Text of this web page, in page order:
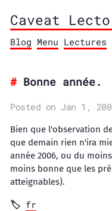
Caveat
Blog Menu Lectures
Bonne année.
Posted on Jan 1,
Bien que l'observation
que demain rien n'ira
année 2006, ou du
moins bonne que les
atteignables).
fr